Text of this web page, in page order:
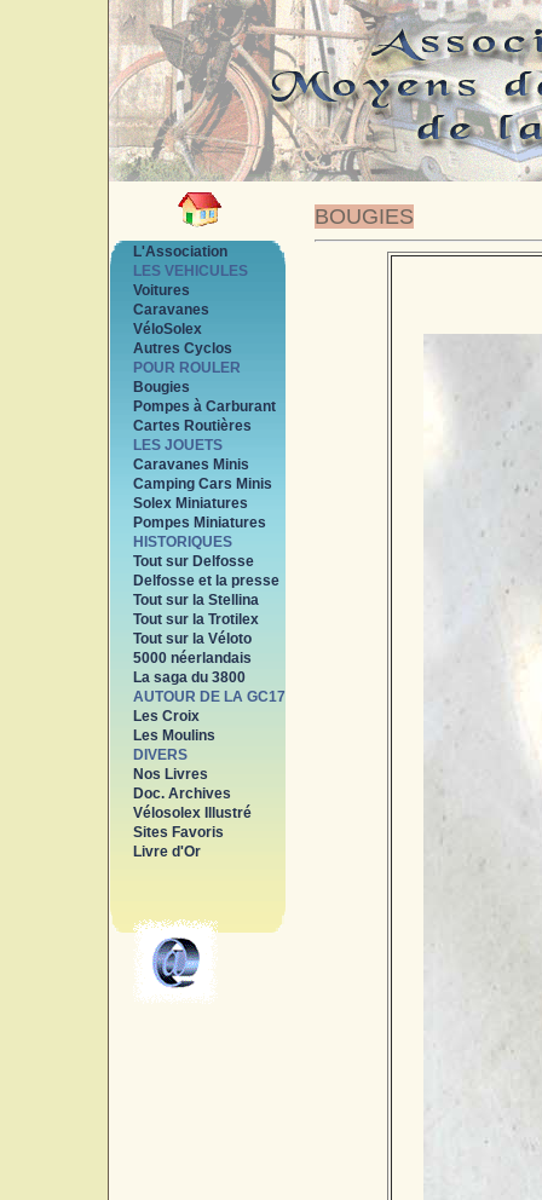
BOUGIES
L'Association
LES VEHICULES
Voitures
Caravanes
VéloSolex
Autres Cyclos
POUR ROULER
Bougies
Pompes à Carburant
Cartes Routières
LES JOUETS
Caravanes Minis
Camping Cars Minis
Solex Miniatures
Pompes Miniatures
HISTORIQUES
Tout sur Delfosse
Delfosse et la presse
Tout sur la Stellina
Tout sur la Trotilex
Tout sur la Véloto
5000 néerlandais
La saga du 3800
AUTOUR DE LA GC17
Les Croix
Les Moulins
DIVERS
Nos Livres
Doc. Archives
Vélosolex Illustré
Sites Favoris
Livre d'Or